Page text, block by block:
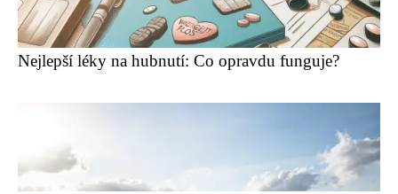
Nejlepší léky na hubnutí: Co opravdu funguje?